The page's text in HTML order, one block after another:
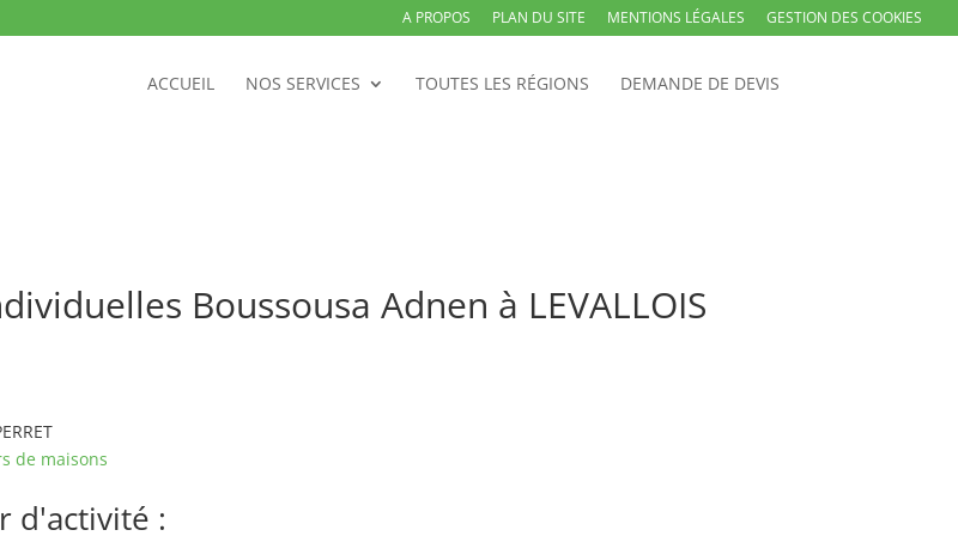
A PROPOS PLAN DU SITE MENTIONS LÉGALES GESTION DES COOKIES
ACCUEIL NOS SERVICES TOUTES LES RÉGIONS DEMANDE DE DEVIS
Boussousa Adnen à LEVALLOIS
de maisons
d'activité :